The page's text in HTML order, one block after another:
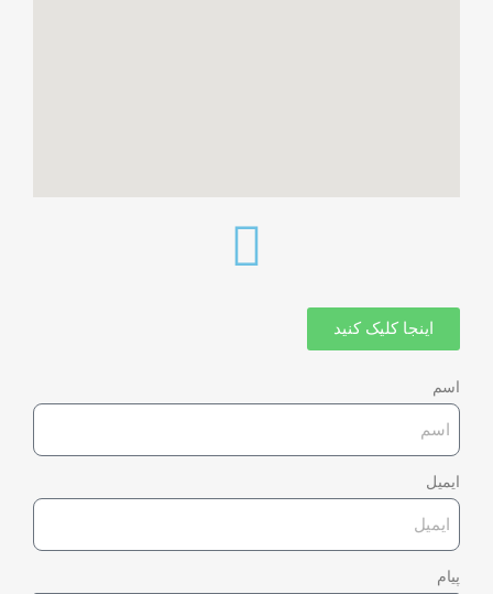
اینجا کلیک کنید
اسم
ایمیل
پیام